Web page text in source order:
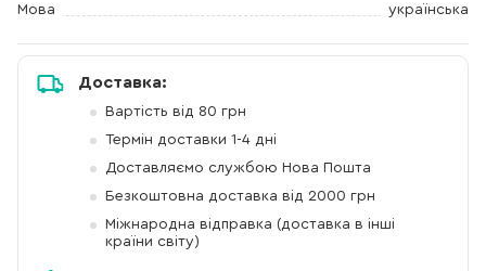
Мова українська
Доставка:
Вартість від 80 грн
Термін доставки 1-4 дні
Доставляємо службою Нова Пошта
Безкоштовна доставка від 2000 грн
Міжнародна відправка (доставка в інші
країни світу)